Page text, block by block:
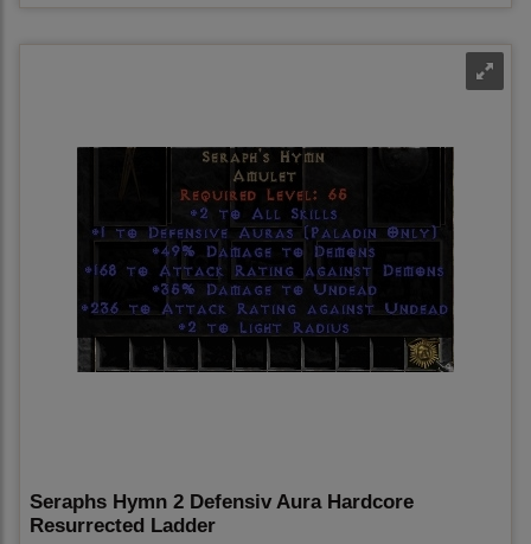
Seraphs Hymn 2 Defensiv Aura Hardcore
Resurrected Ladder